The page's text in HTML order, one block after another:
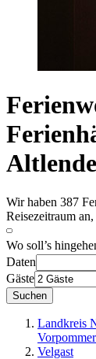
Wir haben 387
Reisezeitraum
Wo soll’s
Daten
Gäste
Suchen
Landkreis
Velgast